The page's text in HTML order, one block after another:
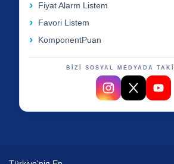
Fiyat Alarm Listem
Favori Listem
KomponentPuan
BİZİ SOSYAL MEDYADA